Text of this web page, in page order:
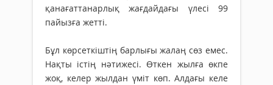
қанағаттанарлық жағдайдағы үлесі 99
пайызға жетті.
Бұл көрсеткіштің барлығы жалаң сөз емес.
Нақты істің нәтижесі. Өткен жылға өкпе
жоқ, келер жылдан үміт көп. Алдағы келе